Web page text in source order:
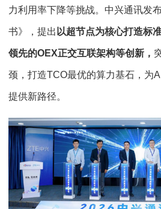
力利用率下降等挑战。中兴通讯发
书》，提出 以超节点为核心打造标
领先的OEX正交互联架构等创新，
颈，打造TCO最优的算力基石，为
提供新路径。